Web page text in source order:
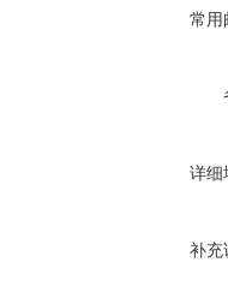
常用
详细
补充